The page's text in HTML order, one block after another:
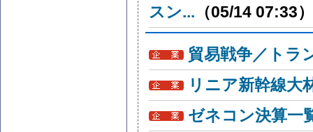
スン... （05/14 07:33）
貿易戦争／トラ
リニア新幹線大
ゼネコン決算一